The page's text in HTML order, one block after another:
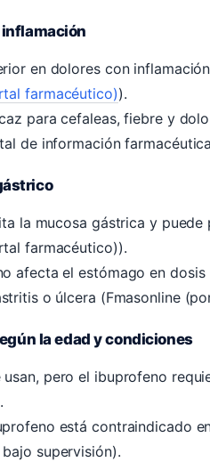
inflamación
en dolores con
farmacéutico)).
para cefaleas, fiebre y
de información
la mucosa gástrica y
farmacéutico)).
afecta el estómago en
o úlcera (Fmasonline
la edad y condiciones
usan, pero el ibuprofeno
está contraindicado
supervisión).